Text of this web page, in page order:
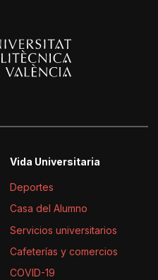
Vida Universitaria
Deportes
Casa del Alumno
Servicios universitarios
Cafeterías y comercios
COVID-19